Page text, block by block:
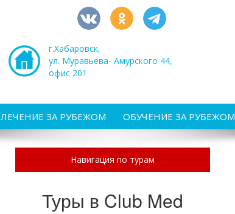
г.Хабаровск,
ул. Муравьева- Амурского 44,
офис 201
ЛЕЧЕНИЕ ЗА РУБЕЖОМ ОБУЧЕНИЕ ЗА РУБЕЖОМ
Навигация по турам
Туры в Club Med